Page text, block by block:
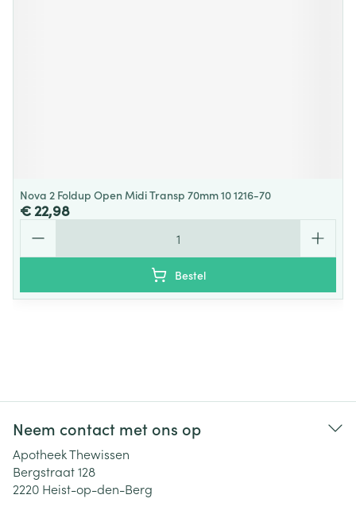
Nova 2 Foldup Open Midi Transp 70mm 10 1216-70
€ 22,98
Bestel
Neem contact met ons op
Apotheek Thewissen
Bergstraat 128
2220 Heist-op-den-Berg